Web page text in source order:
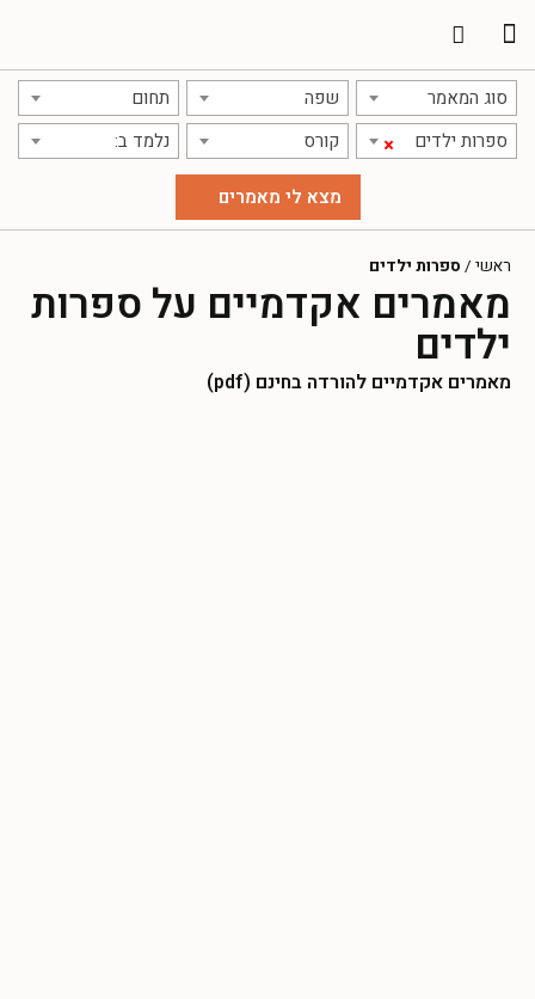
סוג המאמר שפה תחום
× ספרות ילדים קורס נלמד ב:
ראשי / ספרות ילדים
מאמרים אקדמיים על ספרות
ילדים
מאמרים אקדמיים להורדה בחינם (pdf)